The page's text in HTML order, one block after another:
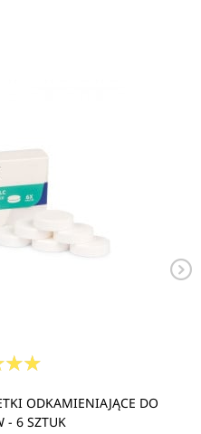
ODKAMIENIAJĄCE DO
- 6 SZTUK